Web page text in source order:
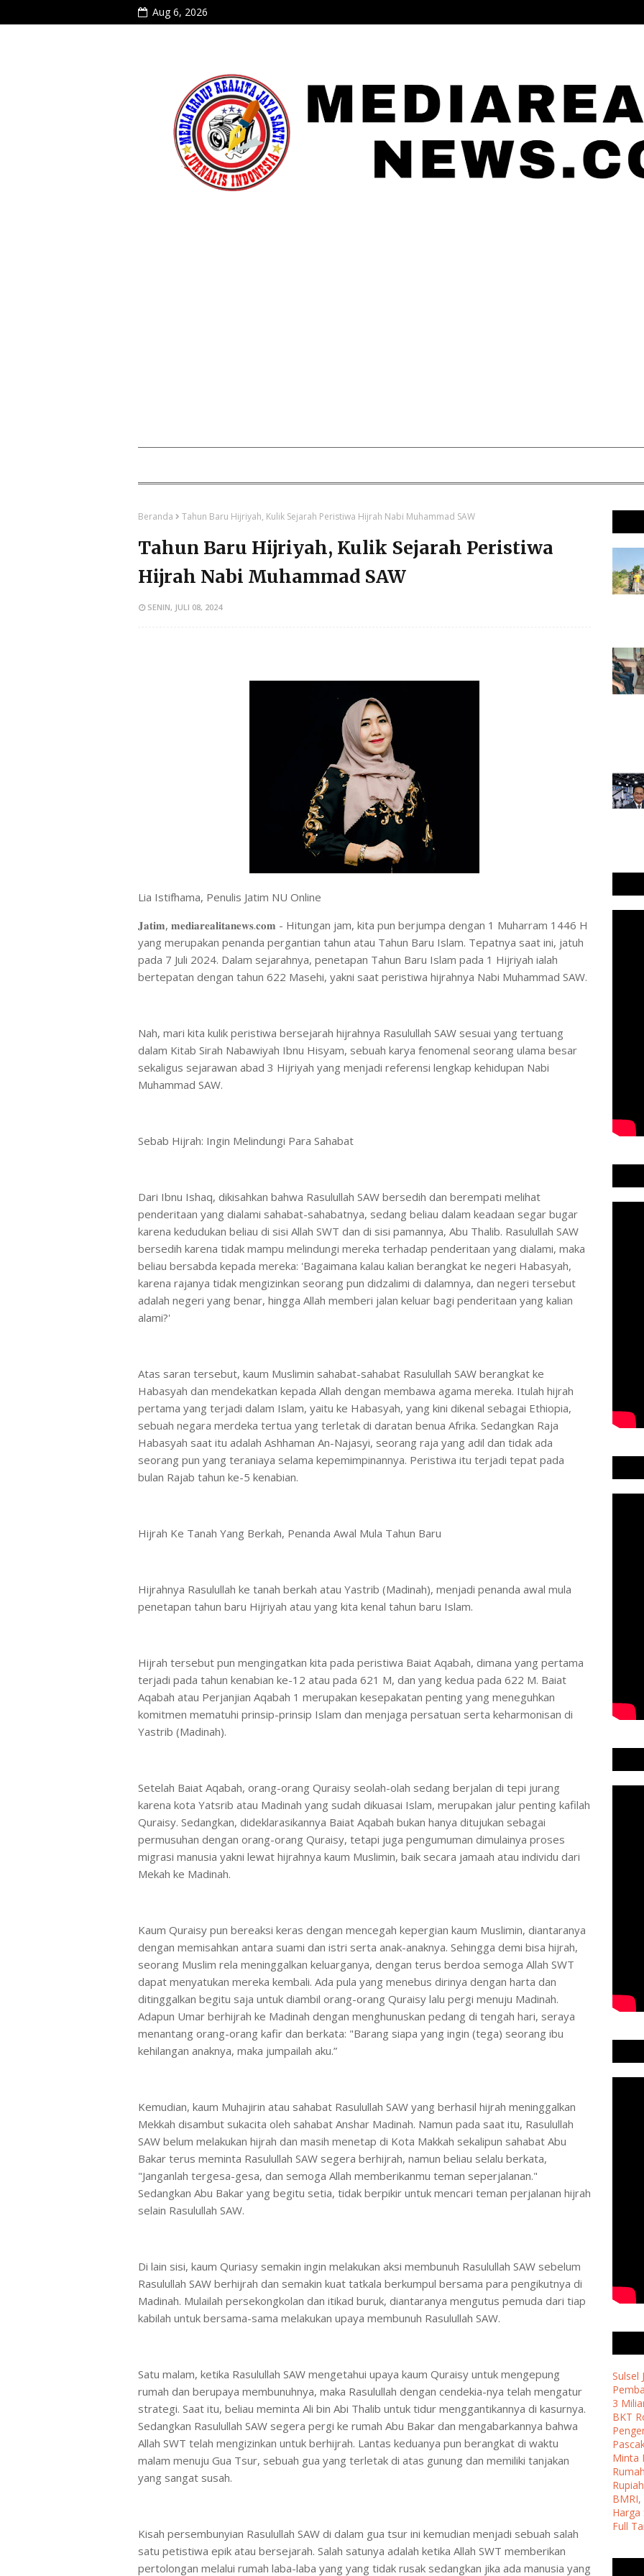
Aug 6, 2026
Beranda Tahun Baru Hijriyah, Kulik Sejarah Peristiwa Hijrah Nabi Muhammad SAW
Tahun Baru Hijriyah, Kulik Sejarah Peristiwa
Hijrah Nabi Muhammad SAW
SENIN, JULI 08, 2024
Lia Istifhama, Penulis Jatim NU Online
𝐉𝐚𝐭𝐢𝐦, 𝐦𝐞𝐝𝐢𝐚𝐫𝐞𝐚𝐥𝐢𝐭𝐚𝐧𝐞𝐰𝐬.𝐜𝐨𝐦 - Hitungan jam, kita pun berjumpa dengan 1 Muharram 1446 H
yang merupakan penanda pergantian tahun atau Tahun Baru Islam. Tepatnya saat ini, jatuh
pada 7 Juli 2024. Dalam sejarahnya, penetapan Tahun Baru Islam pada 1 Hijriyah ialah
bertepatan dengan tahun 622 Masehi, yakni saat peristiwa hijrahnya Nabi Muhammad SAW.
Nah, mari kita kulik peristiwa bersejarah hijrahnya Rasulullah SAW sesuai yang tertuang
dalam Kitab Sirah Nabawiyah Ibnu Hisyam, sebuah karya fenomenal seorang ulama besar
sekaligus sejarawan abad 3 Hijriyah yang menjadi referensi lengkap kehidupan Nabi
Muhammad SAW.
Sebab Hijrah: Ingin Melindungi Para Sahabat
Dari Ibnu Ishaq, dikisahkan bahwa Rasulullah SAW bersedih dan berempati melihat
penderitaan yang dialami sahabat-sahabatnya, sedang beliau dalam keadaan segar bugar
karena kedudukan beliau di sisi Allah SWT dan di sisi pamannya, Abu Thalib. Rasulullah SAW
bersedih karena tidak mampu melindungi mereka terhadap penderitaan yang dialami, maka
beliau bersabda kepada mereka: 'Bagaimana kalau kalian berangkat ke negeri Habasyah,
karena rajanya tidak mengizinkan seorang pun didzalimi di dalamnya, dan negeri tersebut
adalah negeri yang benar, hingga Allah memberi jalan keluar bagi penderitaan yang kalian
alami?'
Atas saran tersebut, kaum Muslimin sahabat-sahabat Rasulullah SAW berangkat ke
Habasyah dan mendekatkan kepada Allah dengan membawa agama mereka. Itulah hijrah
pertama yang terjadi dalam Islam, yaitu ke Habasyah, yang kini dikenal sebagai Ethiopia,
sebuah negara merdeka tertua yang terletak di daratan benua Afrika. Sedangkan Raja
Habasyah saat itu adalah Ashhaman An-Najasyi, seorang raja yang adil dan tidak ada
seorang pun yang teraniaya selama kepemimpinannya. Peristiwa itu terjadi tepat pada
bulan Rajab tahun ke-5 kenabian.
Hijrah Ke Tanah Yang Berkah, Penanda Awal Mula Tahun Baru
Hijrahnya Rasulullah ke tanah berkah atau Yastrib (Madinah), menjadi penanda awal mula
penetapan tahun baru Hijriyah atau yang kita kenal tahun baru Islam.
Hijrah tersebut pun mengingatkan kita pada peristiwa Baiat Aqabah, dimana yang pertama
terjadi pada tahun kenabian ke-12 atau pada 621 M, dan yang kedua pada 622 M. Baiat
Aqabah atau Perjanjian Aqabah 1 merupakan kesepakatan penting yang meneguhkan
komitmen mematuhi prinsip-prinsip Islam dan menjaga persatuan serta keharmonisan di
Yastrib (Madinah).
Setelah Baiat Aqabah, orang-orang Quraisy seolah-olah sedang berjalan di tepi jurang
karena kota Yatsrib atau Madinah yang sudah dikuasai Islam, merupakan jalur penting kafilah
Quraisy. Sedangkan, dideklarasikannya Baiat Aqabah bukan hanya ditujukan sebagai
permusuhan dengan orang-orang Quraisy, tetapi juga pengumuman dimulainya proses
migrasi manusia yakni lewat hijrahnya kaum Muslimin, baik secara jamaah atau individu dari
Mekah ke Madinah.
Kaum Quraisy pun bereaksi keras dengan mencegah kepergian kaum Muslimin, diantaranya
dengan memisahkan antara suami dan istri serta anak-anaknya. Sehingga demi bisa hijrah,
seorang Muslim rela meninggalkan keluarganya, dengan terus berdoa semoga Allah SWT
dapat menyatukan mereka kembali. Ada pula yang menebus dirinya dengan harta dan
ditinggalkan begitu saja untuk diambil orang-orang Quraisy lalu pergi menuju Madinah.
Adapun Umar berhijrah ke Madinah dengan menghunuskan pedang di tengah hari, seraya
menantang orang-orang kafir dan berkata: "Barang siapa yang ingin (tega) seorang ibu
kehilangan anaknya, maka jumpailah aku.”
Kemudian, kaum Muhajirin atau sahabat Rasulullah SAW yang berhasil hijrah meninggalkan
Mekkah disambut sukacita oleh sahabat Anshar Madinah. Namun pada saat itu, Rasulullah
SAW belum melakukan hijrah dan masih menetap di Kota Makkah sekalipun sahabat Abu
Bakar terus meminta Rasulullah SAW segera berhijrah, namun beliau selalu berkata,
"Janganlah tergesa-gesa, dan semoga Allah memberikanmu teman seperjalanan."
Sedangkan Abu Bakar yang begitu setia, tidak berpikir untuk mencari teman perjalanan hijrah
selain Rasulullah SAW.
Di lain sisi, kaum Quriasy semakin ingin melakukan aksi membunuh Rasulullah SAW sebelum
Rasulullah SAW berhijrah dan semakin kuat tatkala berkumpul bersama para pengikutnya di
Madinah. Mulailah persekongkolan dan itikad buruk, diantaranya mengutus pemuda dari tiap
kabilah untuk bersama-sama melakukan upaya membunuh Rasulullah SAW.
Satu malam, ketika Rasulullah SAW mengetahui upaya kaum Quraisy untuk mengepung
rumah dan berupaya membunuhnya, maka Rasulullah dengan cendekia-nya telah mengatur
strategi. Saat itu, beliau meminta Ali bin Abi Thalib untuk tidur menggantikannya di kasurnya.
Sedangkan Rasulullah SAW segera pergi ke rumah Abu Bakar dan mengabarkannya bahwa
Allah SWT telah mengizinkan untuk berhijrah. Lantas keduanya pun berangkat di waktu
malam menuju Gua Tsur, sebuah gua yang terletak di atas gunung dan memiliki tanjakan
yang sangat susah.
Kisah persembunyian Rasulullah SAW di dalam gua tsur ini kemudian menjadi sebuah salah
satu petistiwa epik atau bersejarah. Salah satunya adalah ketika Allah SWT memberikan
pertolongan melalui rumah laba-laba yang yang tidak rusak sedangkan jika ada manusia yang
Sulsel
3
BKT
Minta
Rumah
Harga
Full